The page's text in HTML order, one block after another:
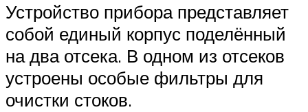
Устройство прибора представляет
собой единый корпус поделённый
на два отсека. В одном из отсеков
устроены особые фильтры для
очистки стоков.